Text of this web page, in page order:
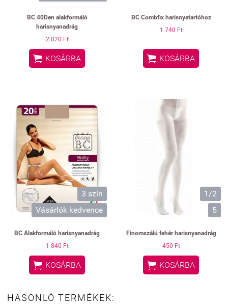
BC 40Den alakformáló
harisnyanadrág
2 020 Ft
 KOSÁRBA
BC Combfix harisnyatartóhoz
1 740 Ft
 KOSÁRBA
3 szín
Vásárlók kedvence
BC Alakformáló harisnyanadrág
1 840 Ft
 KOSÁRBA
1/2
5
Finomszálú fehér harisnyanadrág
450 Ft
 KOSÁRBA
HASONLÓ TERMÉKEK: